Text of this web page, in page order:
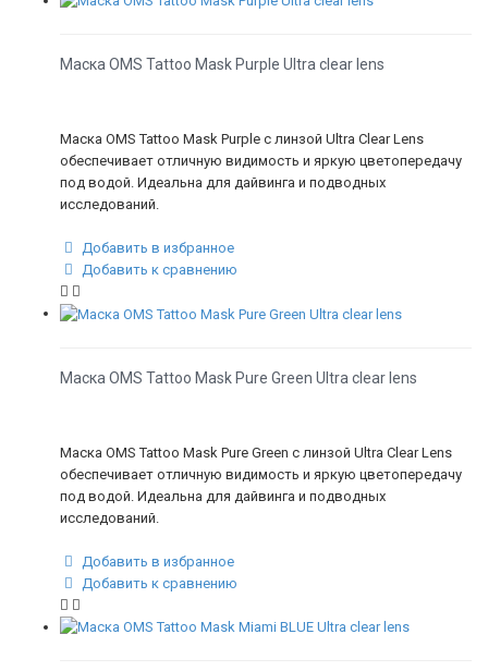
Маска OMS Tattoo Mask Purple Ultra clear lens
Маска OMS Tattoo Mask Purple с линзой Ultra Clear Lens
обеспечивает отличную видимость и яркую цветопередачу
под водой. Идеальна для дайвинга и подводных
исследований.
Добавить в избранное
Добавить к сравнению
Маска OMS Tattoo Mask Pure Green Ultra clear lens
Маска OMS Tattoo Mask Pure Green с линзой Ultra Clear Lens
обеспечивает отличную видимость и яркую цветопередачу
под водой. Идеальна для дайвинга и подводных
исследований.
Добавить в избранное
Добавить к сравнению